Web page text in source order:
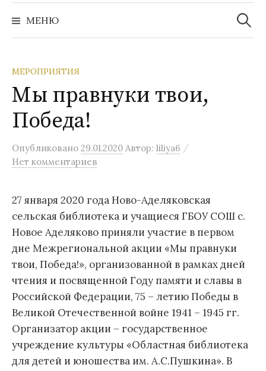
МЕНЮ
Найти:
МЕРОПРИЯТИЯ
Мы правнуки твои,
Победа!
Опубликовано 29.01.2020 Автор: liliya6 /
Нет комментариев
27 января 2020 года Ново-Аделяковская
сельская библиотека и учащиеся ГБОУ СОШ с.
Новое Аделяково приняли участие в первом
дне Межрегиональной акции «Мы правнуки
твои, Победа!», организованной в рамках дней
чтения и посвященной Году памяти и славы в
Российской Федерации, 75 – летию Победы в
Великой Отечественной войне 1941 – 1945 гг.
Организатор акции – государственное
учреждение культуры «Областная библиотека
для детей и юношества им. А.С.Пушкина». В